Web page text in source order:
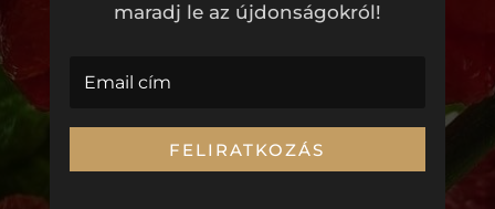
maradj le az újdonságokról!
FELIRATKOZÁS